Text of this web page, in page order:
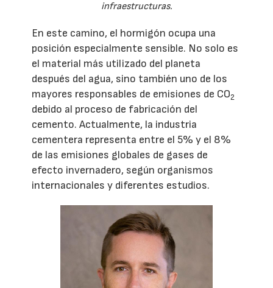
infraestructuras.
En este camino, el hormigón ocupa una
posición especialmente sensible. No solo es
el material más utilizado del planeta
después del agua, sino también uno de los
mayores responsables de emisiones de CO2
debido al proceso de fabricación del
cemento. Actualmente, la industria
cementera representa entre el 5% y el 8%
de las emisiones globales de gases de
efecto invernadero, según organismos
internacionales y diferentes estudios.